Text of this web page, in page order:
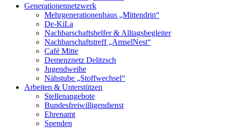
Generationennetzwerk
Mehrgenerationenhaus „Mittendrin“
De-KiLa
Nachbarschaftshelfer & Alltagsbegleiter
Nachbarschaftstreff „AmselNest“
Café Mitte
Demenznetz Delitzsch
Jugendweihe
Nähstube „Stoffwechsel“
Arbeiten & Unterstützen
Stellenangebote
Bundesfreiwilligendienst
Ehrenamt
Spenden